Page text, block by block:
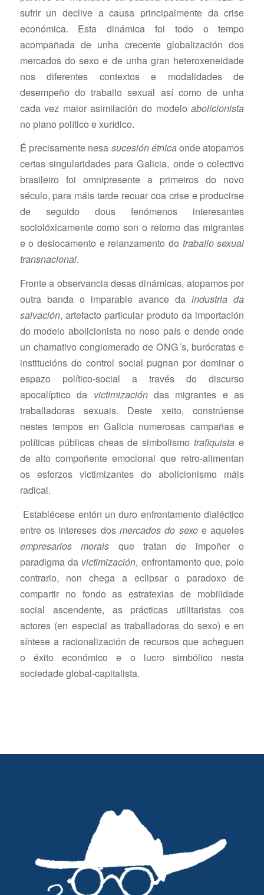
sufrir un declive a causa principalmente da crise
económica. Esta dinámica foi todo o tempo
acompañada de unha crecente globalización dos
mercados do sexo e de unha gran heteroxeneidade
nos diferentes contextos e modalidades de
desempeño do traballo sexual así como de unha
cada vez maior asimilación do modeloabolicionista
no plano político e xurídico.
É precisamente nesa sucesión étnicaonde atopamos
certas singularidades para Galicia, onde o colectivo
brasileiro foi omnipresente a primeiros do novo
século, para máis tarde recuar coa crise e producirse
de seguido dous fenómenos interesantes
sociolóxicamente como son o retorno das migrantes
e o deslocamento e relanzamento do traballo sexual
transnacional.
Fronte a observancia desas dinámicas, atopamos por
outra banda o imparable avance daindustria da
salvación, artefacto particular produto da importación
do modelo abolicionista no noso país e dende onde
un chamativo conglomerado de ONG´s, burócratas e
institucións do control social pugnan por dominar o
espazo político-social a través do discurso
apocalíptico da victimizacióndas migrantes e as
traballadoras sexuais. Deste xeito, constrúense
nestes tempos en Galicia numerosas campañas e
políticas públicas cheas de simbolismotrafiquistae
de alto compoñente emocional que retro-alimentan
os esforzos victimizantes do abolicionismo máis
radical.
Establécese entón un duro enfrontamento dialéctico
entre os intereses dos mercados do sexoe aqueles
empresarios morais que tratan de impoñer o
paradigma da victimización, enfrontamento que, polo
contrario, non chega a eclipsar o paradoxo de
compartir no fondo as estratexias de mobilidade
social ascendente, as prácticas utilitaristas cos
actores (en especial as traballadoras do sexo) e en
síntese a racionalización de recursos que acheguen
o éxito económico e o lucro simbólico nesta
sociedade global-capitalista.